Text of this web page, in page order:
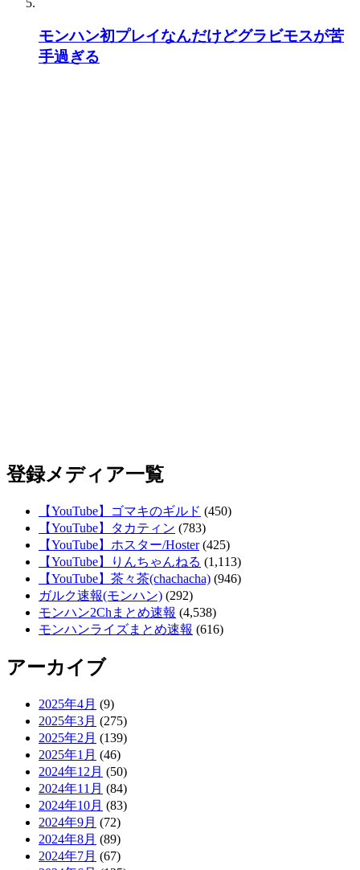
モンハン初プレイなんだけどグラビモスが苦
手過ぎる
登録メディア一覧
【YouTube】ゴマキのギルド (450)
【YouTube】タカティン (783)
【YouTube】ホスター/Hoster(425)
【YouTube】りんちゃんねる (1,113)
【YouTube】茶々茶(chachacha) (946)
ガルク速報(モンハン) (292)
モンハン2Chまとめ速報 (4,538)
モンハンライズまとめ速報 (616)
アーカイブ
2025年4月 (9)
2025年3月 (275)
2025年2月 (139)
2025年1月 (46)
2024年12月 (50)
2024年11月 (84)
2024年10月 (83)
2024年9月 (72)
2024年8月 (89)
2024年7月 (67)